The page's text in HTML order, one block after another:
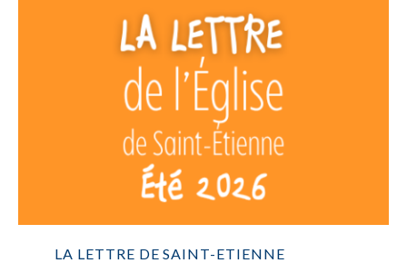
LA LETTRE DE SAINT-ETIENNE